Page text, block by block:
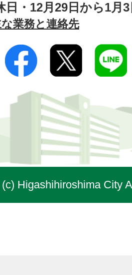
日・12月29日から1月
業務と連絡先
Higashihiroshima City